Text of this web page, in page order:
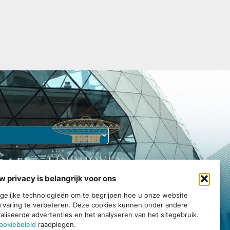
privacy is belangrijk voor ons
technologieën om te begrijpen hoe u onze website
te verbeteren. Deze cookies kunnen onder andere
advertenties en het analyseren van het sitegebruik.
raadplegen.
en geniet van alles wat deze bruisende gemeenschap te
bieden heeft.